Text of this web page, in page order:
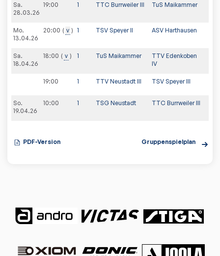
Sa.
28.03.26
19:00 1 TTC Burrweiler III TuS Maikammer
Mo.
13.04.26
20:00 v 1 TSV Speyer II ASV Harthausen
Sa.
18.04.26
18:00 v 1 TuS Maikammer
TTV Edenkoben
IV
19:00 1 TTV Neustadt III TSV Speyer III
So.
19.04.26
10:00 1 TSG Neustadt TTC Burrweiler III
PDF-Version Gruppenspielplan